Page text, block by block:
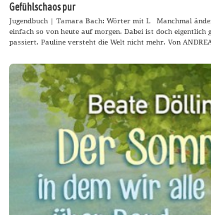
Gefühlschaos pur
Jugendbuch | Tamara Bach: Wörter mit L Manchmal
einfach so von heute auf morgen. Dabei ist doch eigentlich
passiert. Pauline versteht die Welt nicht mehr. Von